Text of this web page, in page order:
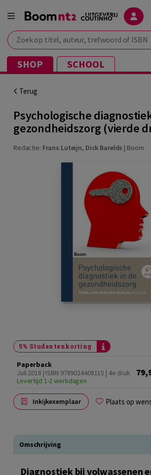
Zoek op titel, auteur, trefwoord of ISBN
SHOP SCHOOL
Terug
Psychologische
gezondheidszorg (vierde
Redactie: Frans Luteijn, Dick Barelds | Boom
5% Studentenkorting
Paperback
Juli 2018 | ISBN 9789024408115 | 4e druk
Levertijd 1-2 werkdagen
Inkijkexemplaar Plaats op
Omschrijving
Diagnostiek bij volwassenen